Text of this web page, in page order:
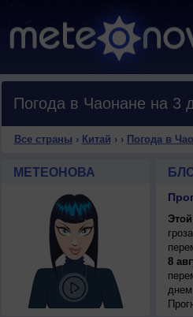
Погода в Чаонане на 3
Все страны › Китай › › Погода в
МЕТЕОНОВА
8
днем